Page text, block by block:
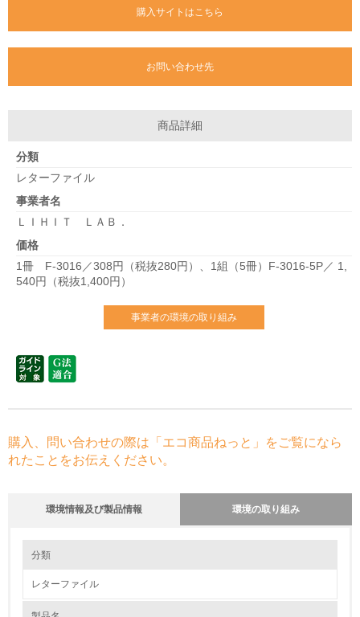
購入サイトはこちら
お問い合わせ先
商品詳細
分類
レターファイル
事業者名
ＬＩＨＩＴ ＬＡＢ．
価格
1冊 F-3016／308円（税抜280円）、1組（5冊）F-3016-5P／ 1,
540円（税抜1,400円）
事業者の環境の取り組み
購入、問い合わせの際は「エコ商品ねっと」をご覧になら
れたことをお伝えください。
環境情報及び製品情報 環境の取り組み
1.環境取り組み体制
分類
レターファイル